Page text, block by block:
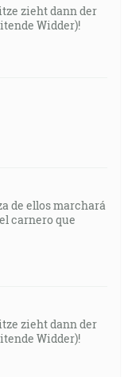
zieht dann der
Widder)!
de ellos marchará
carnero que
zieht dann der
Widder)!